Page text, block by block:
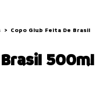
> Copo Glub Feita De Brasil
500ml